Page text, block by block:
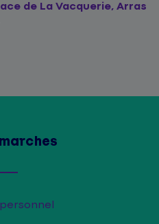
de La Vacquerie, Arras